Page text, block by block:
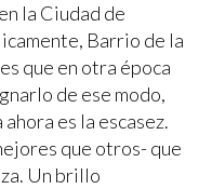
la Ciudad de
Barrio de la
que en otra época
de ese modo,
es la escasez.
que otros- que
Un brillo